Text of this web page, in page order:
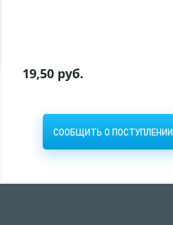
19,50 руб.
СООБЩИТЬ О ПОСТУПЛЕНИИ